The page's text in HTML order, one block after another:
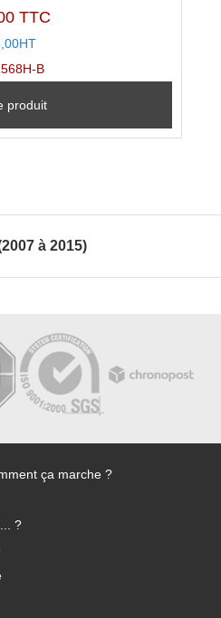
TTC
B
produit
à 2015)
ça marche ?
?